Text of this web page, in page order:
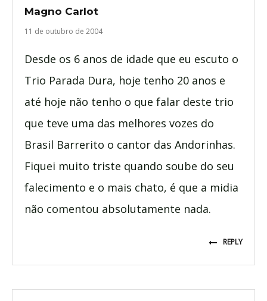
Magno Carlot
11 de outubro de 2004
Desde os 6 anos de idade que eu escuto o
Trio Parada Dura, hoje tenho 20 anos e
até hoje não tenho o que falar deste trio
que teve uma das melhores vozes do
Brasil Barrerito o cantor das Andorinhas.
Fiquei muito triste quando soube do seu
falecimento e o mais chato, é que a midia
não comentou absolutamente nada.
REPLY